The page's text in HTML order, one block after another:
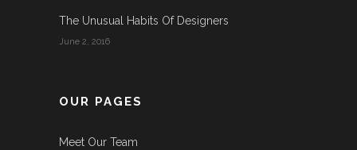
The Unusual Habits Of Designers
June 2, 2016
OUR PAGES
Meet Our Team